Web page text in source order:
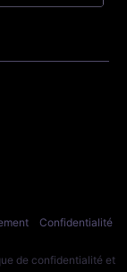
Confidentialité
de confidentialité et